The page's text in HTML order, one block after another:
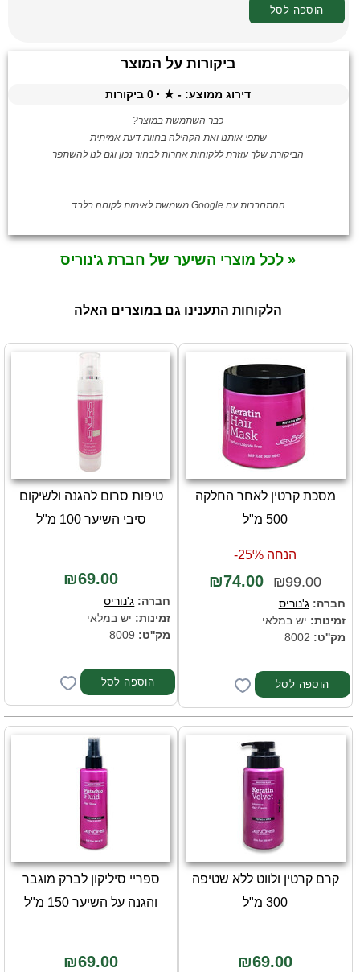
הוספה לסל
ביקורות על המוצר
דירוג ממוצע: -
★ ·
0ביקורות
כבר השתמשת במוצר?
שתפי אותנו ואת הקהילה בחוות דעת אמיתית
הביקורת שלך עוזרת ללקוחות אחרות לבחור נכון וגם לנו להשתפר
ההתחברות עם Google משמשת לאימות לקוחה בלבד
« לכל מוצרי השיער של חברת ג'נוריס
הלקוחות התענינו גם במוצרים האלה
מסכת קרטין לאחר החלקה
500 מ"ל
הנחה 25%-
₪99.00
₪74.00
חברה:ג'נוריס
זמינות: יש במלאי
מק''ט:
טיפות סרום להגנה ולשיקום
סיבי השיער 100 מ"ל
₪69.00
חברה: ג'נוריס
זמינות: יש במלאי
מק''ט:
קרם קרטין ולווט ללא שטיפה
300 מ"ל
₪69.00
ספריי סיליקון לברק מוגבר
והגנה על השיער 150 מ"ל
₪69.00